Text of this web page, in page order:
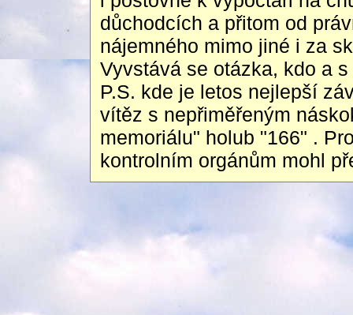
důchodcích a přitom od
nájemného mimo jiné i za
Vyvstává se otázka, kdo a
P.S. kde je letos nejlepší
vítěz s nepřiměřeným
memoriálu" holub "166" .
kontrolním orgánům mohl